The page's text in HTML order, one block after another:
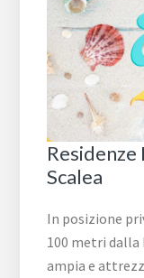
Residenze
Scalea
In posizione
100 metri dalla
ampia e